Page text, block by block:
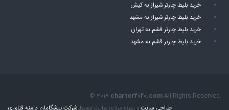
خرید بلیط چارتر شیراز به کیش
خرید بلیط چارتر شیراز به مشهد
خرید بلیط چارتر قشم به تهران
خرید بلیط چارتر قشم به مشهد
© 2018 charter2020.comAll Rights Reserved.